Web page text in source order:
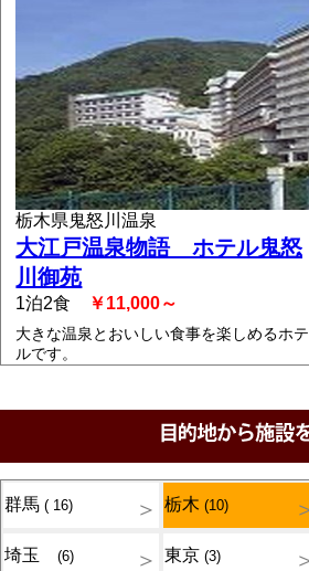
栃木県鬼怒川温泉
大江戸温泉物語 ホテル鬼怒
川御苑
1泊2食 ￥11,000～
大きな温泉とおいしい食事を楽しめるホテ
ルです。
群馬( 16) 栃木(10)
埼玉(6) 東京(3)